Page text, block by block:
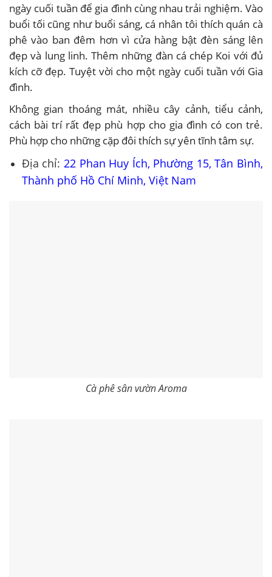
ngày cuối tuần để gia đình cùng nhau trải nghiệm. Vào
buổi tối cũng như buổi sáng, cá nhân tôi thích quán cà
phê vào ban đêm hơn vì cửa hàng bật đèn sáng lên
đẹp và lung linh. Thêm những đàn cá chép Koi với đủ
kích cỡ đẹp. Tuyệt vời cho một ngày cuối tuần với Gia
đình.
Không gian thoáng mát, nhiều cây cảnh, tiểu cảnh,
cách bài trí rất đẹp phù hợp cho gia đình có con trẻ.
Phù hợp cho những cặp đôi thích sự yên tĩnh tâm sự.
Địa chỉ: 22 Phan Huy Ích, Phường 15, Tân Bình,
Thành phố Hồ Chí Minh, Việt Nam
Cà phê sân vườn Aroma